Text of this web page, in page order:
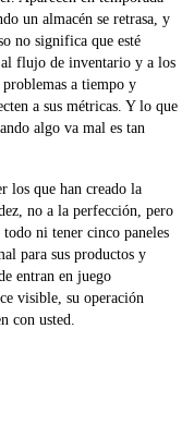
un almacén se retrasa, y
no significa que esté
flujo de inventario y a los
a tiempo y
a sus métricas. Y lo que
algo va mal es tan
los que han creado la
no a la perfección, pero
ni tener cinco paneles
para sus productos y
entran en juego
visible, su operación
con usted.